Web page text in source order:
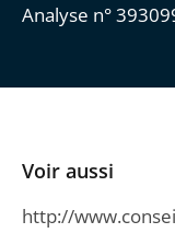
Analyse n°
Voir aussi
http://